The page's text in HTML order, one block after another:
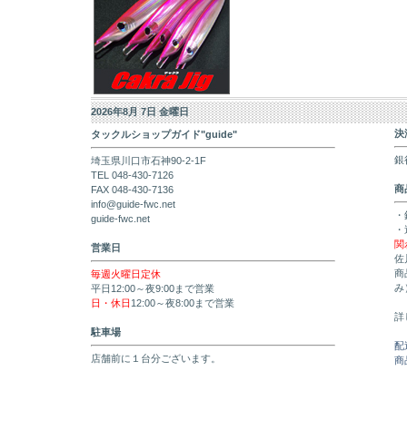
2026年8月 7日 金曜日
タックルショップガイド"guide"
埼玉県川口市石神90-2-1F
TEL 048-430-7126
FAX 048-430-7136
info@guide-fwc.net
guide-fwc.net
営業日
毎週火曜日定休
平日12:00～夜9:00まで営業
日・休日 12:00～夜8:00まで営業
駐車場
店舗前に１台分ございます。
決
銀
商
関
佐
商
み
詳
配
商